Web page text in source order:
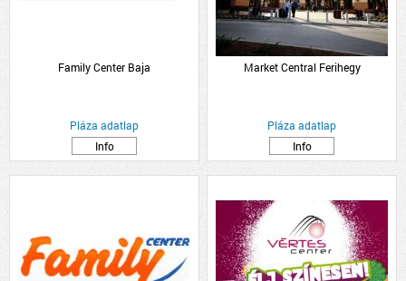
Family Center Baja
Pláza adatlap
Info
Market Central Ferihegy
Pláza adatlap
Info